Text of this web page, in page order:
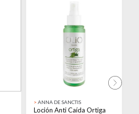
> ANNA DE SANCTIS
Loción Anti Caída Ortiga